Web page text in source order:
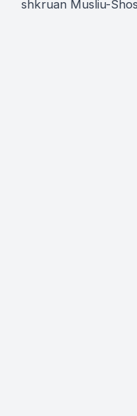
shkruan Musliu-